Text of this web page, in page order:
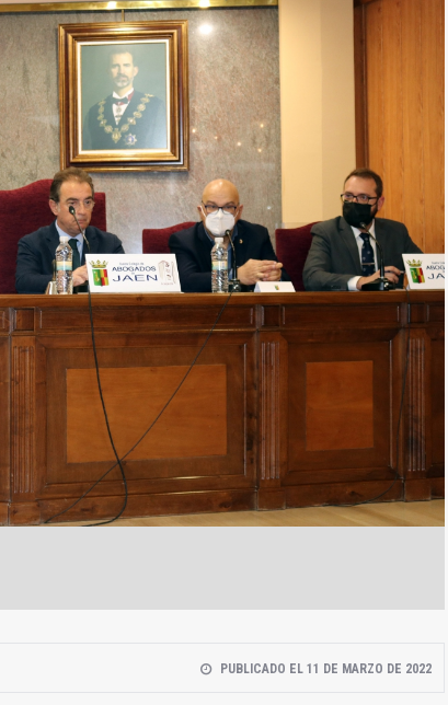
PUBLICADO EL 11 DE MARZO DE 2022